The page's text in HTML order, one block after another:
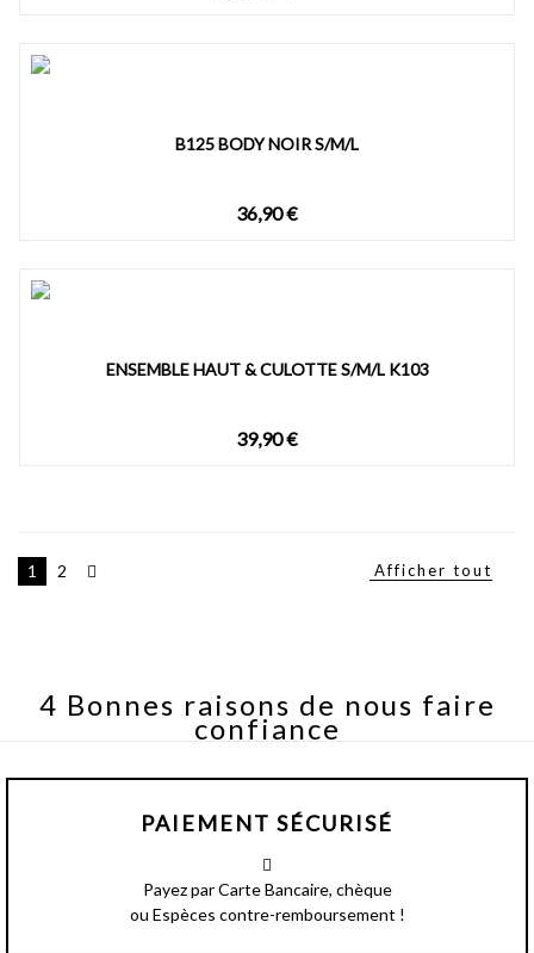
B125 BODY NOIR S/M/L
36,90 €
ENSEMBLE HAUT & CULOTTE S/M/L K103
39,90 €
Afficher tout
1 2
4 Bonnes raisons de nous faire
confiance
PAIEMENT SÉCURISÉ
Payez par Carte Bancaire, chèque
ou Espèces contre-remboursement !